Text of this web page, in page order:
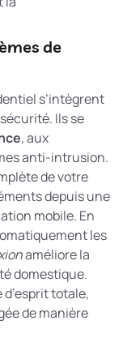
de
s’intègrent
Ils se
, aux
anti-intrusion.
de votre
depuis une
mobile. En
les
améliore la
domestique.
totale,
de manière